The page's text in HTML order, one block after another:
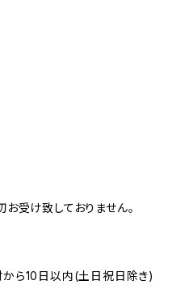
受け致しておりません。
ら10日以内(土日祝日除き)